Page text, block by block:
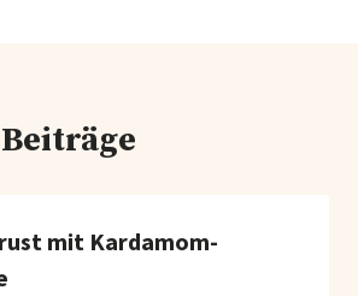
mit Kardamom-